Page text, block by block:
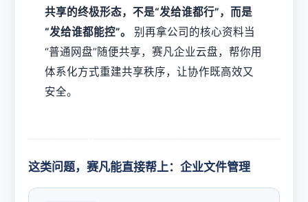
共享的终极形态，不是“发给谁都行”，而是
“发给谁都能控”。
别再拿公司的核心资料当
“普通网盘”随便共享，赛凡企业云盘，帮你用
体系化方式重建共享秩序，让协作既高效又
安全。
这类问题，赛凡能直接帮上：企业文件管理